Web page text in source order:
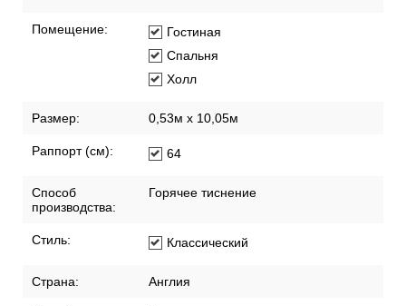
Помещение:
Гостиная
Спальня
Холл
Размер: 0,53м x 10,05м
Раппорт (см): 64
Способ
производства:
Горячее тиснение
Стиль: Классический
Страна: Англия